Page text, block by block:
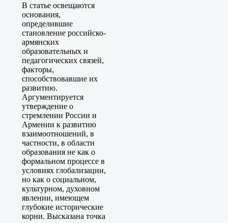
В статье освещаются
основания,
определившие
становление российско-
армянских
образовательных и
педагогических связей,
факторы,
способствовавшие их
развитию.
Аргументируется
утверждение о
стремлении России и
Армении к развитию
взаимоотношений, в
частности, в области
образования не как о
формальном процессе в
условиях глобализации,
но как о социальном,
культурном, духовном
явлении, имеющем
глубокие исторические
корни. Высказана точка